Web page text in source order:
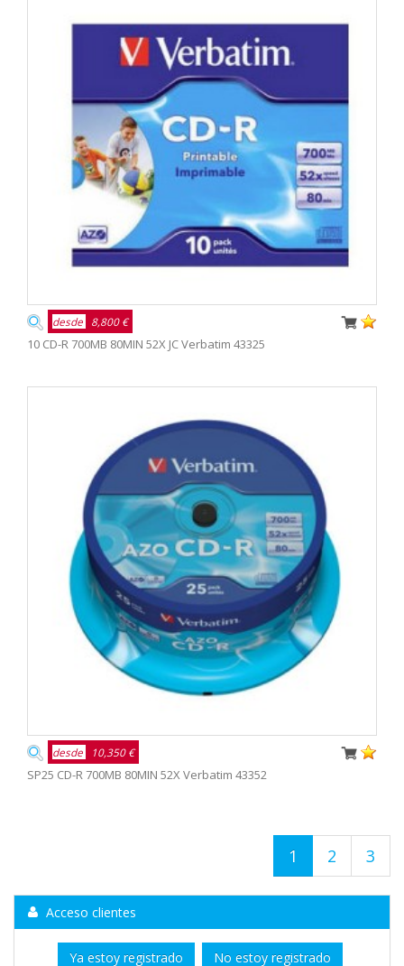
desde 8,800 €
10 CD-R 700MB 80MIN 52X JC Verbatim 43325
desde 10,350 €
SP25 CD-R 700MB 80MIN 52X Verbatim 43352
1 2 3
Acceso clientes
Ya estoy registrado No estoy registrado